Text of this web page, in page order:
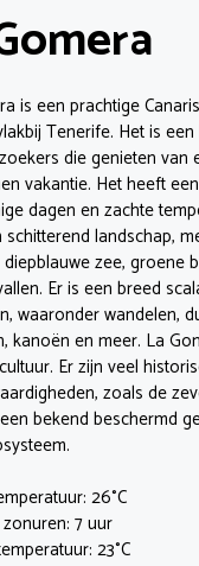
is een prachtige
Tenerife. Het is
die genieten van
vakantie. Het heeft
dagen en zachte
landschap,
zee, groene
Er is een breed
waaronder wandelen,
kanoën en meer. La
Er zijn veel
zoals de
bekend beschermd
26°C
7 uur
23°C